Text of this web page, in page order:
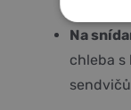
Na
chleba s